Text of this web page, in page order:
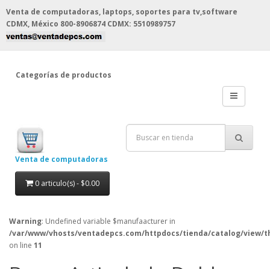
Venta de computadoras, laptops, soportes para tv,software
CDMX, México 800-8906874 CDMX: 5510989757
Categorías de productos
Venta de computadoras
0 articulo(s) - $0.00
Warning: Undefined variable $manufaacturer in
/var/www/vhosts/ventadepcs.com/httpdocs/tienda/catalog/
on line 11